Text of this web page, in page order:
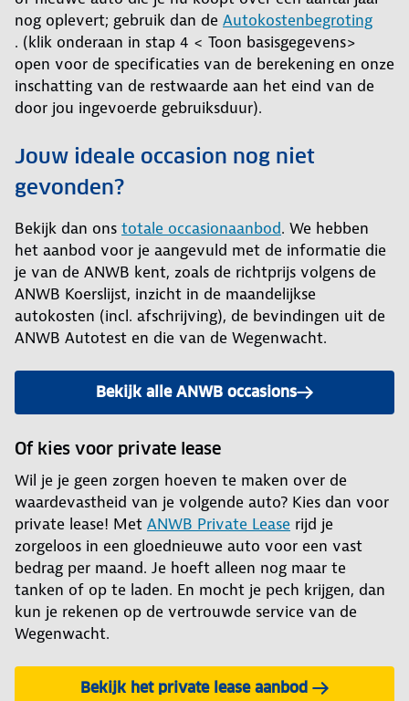
nog oplevert; gebruik dan de Autokostenbegroting
. (klik onderaan in stap 4 < Toon basisgegevens>
open voor de specificaties van de berekening en onze
inschatting van de restwaarde aan het eind van de
door jou ingevoerde gebruiksduur).
Jouw ideale occasion nog niet
gevonden?
Bekijk dan ons totale occasionaanbod. We hebben
het aanbod voor je aangevuld met de informatie die
je van de ANWB kent, zoals de richtprijs volgens de
ANWB Koerslijst, inzicht in de maandelijkse
autokosten (incl. afschrijving), de bevindingen uit de
ANWB Autotest en die van de Wegenwacht.
Bekijk alle ANWB occasions
Of kies voor private lease
Wil je je geen zorgen hoeven te maken over de
waardevastheid van je volgende auto? Kies dan voor
private lease! Met ANWB Private Lease rijd je
zorgeloos in een gloednieuwe auto voor een vast
bedrag per maand. Je hoeft alleen nog maar te
tanken of op te laden. En mocht je pech krijgen, dan
kun je rekenen op de vertrouwde service van de
Wegenwacht.
Bekijk het private lease aanbod